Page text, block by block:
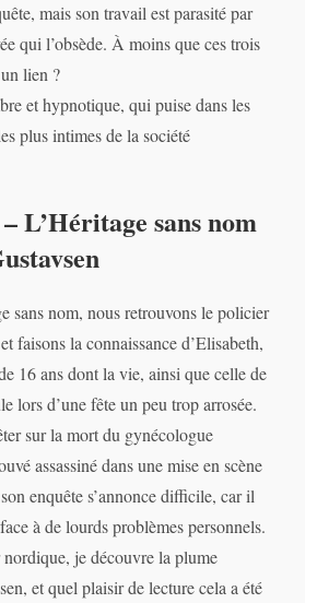
mais son travail est parasité par
qui l’obsède. À moins que ces trois
lien ?
et hypnotique, qui puise dans les
plus intimes de la société
L’Héritage sans nom
sans nom, nous retrouvons le policier
faisons la connaissance d’Elisabeth,
16 ans dont la vie, ainsi que celle de
lors d’une fête un peu trop arrosée.
sur la mort du gynécologue
assassiné dans une mise en scène
enquête s’annonce difficile, car il
à de lourds problèmes personnels.
je découvre la plume
et quel plaisir de lecture cela a été